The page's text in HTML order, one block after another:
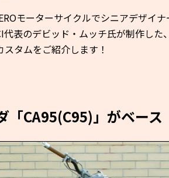
モーターサイクルでシニアデザイ
代表のデビッド・ムッチ氏が制作した
タムをご紹介します！
「CA95(C95)」がベース